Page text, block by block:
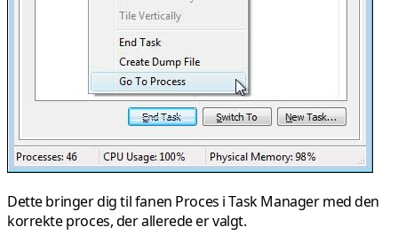
Dette bringer dig til fanen Proces i Task Manager med den
korrekte proces, der allerede er valgt.